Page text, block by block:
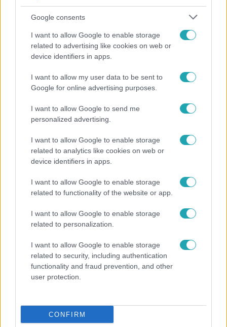
Google consents
I want to allow Google to enable storage
related to advertising like cookies on web or
device identifiers in apps.
I want to allow my user data to be sent to
Google for online advertising purposes.
I want to allow Google to send me
personalized advertising.
I want to allow Google to enable storage
related to analytics like cookies on web or
device identifiers in apps.
I want to allow Google to enable storage
related to functionality of the website or app.
I want to allow Google to enable storage
related to personalization.
I want to allow Google to enable storage
related to security, including authentication
functionality and fraud prevention, and other
user protection.
CONFIRM
ValóVilág
Ezer fokon sürögnek-forognak a villamanók
szebbnél szebb karácsonyi díszeket.
Álarcos Énekes
Kiderült, hogy mi van Fluor Tomi sapkája alatt!
A nyomozót eddig szinte csak sapkában láthatta a